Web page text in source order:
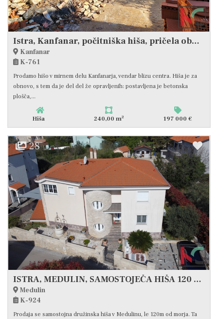
Istra, Kanfanar, počitniška hiša, pričela obnova, #prodaja
Kanfanar
K-761
Prodamo hišo v mirnem delu Kanfanarja, vendar blizu centra. Hiša je za
obnovo, s tem da je del del že opravljenih: postavljena je betonska
plošča,...
Hiša 240,00 m2 197 000 €
28
ISTRA, MEDULIN, SAMOSTOJEČA HIŠA 120 METROV OD MORJA, #PRODAJA
Medulin
K-924
Prodaja se samostojna družinska hiša v Medulinu, le 120m od morja. Ta